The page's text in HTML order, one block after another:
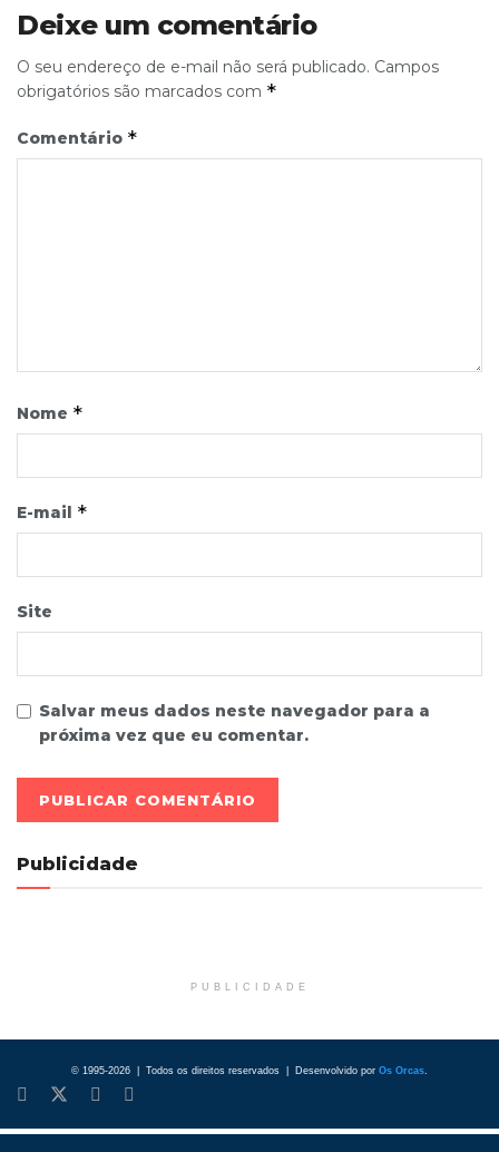
Deixe um comentário
O seu endereço de e-mail não será publicado. Campos
obrigatórios são marcados com *
Comentário *
Nome *
E-mail *
Site
Salvar meus dados neste navegador para a
próxima vez que eu comentar.
Publicidade
PUBLICIDADE
© 1995-2026 | Todos os direitos reservados | Desenvolvido por Os Orcas